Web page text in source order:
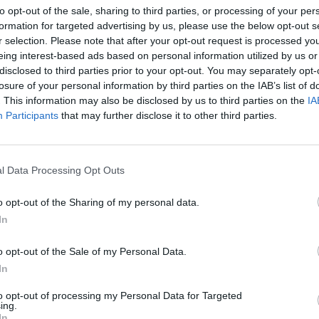
opt-out of the sale, sharing to third parties, or processing of your
for targeted advertising by us, please use the below opt-out
selection. Please note that after your opt-out request is processed
interest-based ads based on personal information utilized by us
to third parties prior to your opt-out. You may separately
of your personal information by third parties on the IAB’s list of
This information may also be disclosed by us to third parties on the
Participants that may further disclose it to other third parties.
Data Processing Opt Outs
opt-out of the Sharing of my personal data.
opt-out of the Sale of my Personal Data.
opt-out of processing my Personal Data for Targeted
locale Ausl Francesco Ripa di Meana e dal
Giancarlo Pizza un accordo per la
extracomunitari che vogliono regolarizzare le
infatti, il rilascio della tessera
da personale dell’Ausl che sara’
tutte le mattine dal lunedi’ al
e fino a giugno 2010. In questo
straniero di scegliere il medico di
nazionale, lo stesso giorno in cui
della procedura di richiesta del
di risparmio di tempi fortemente
6